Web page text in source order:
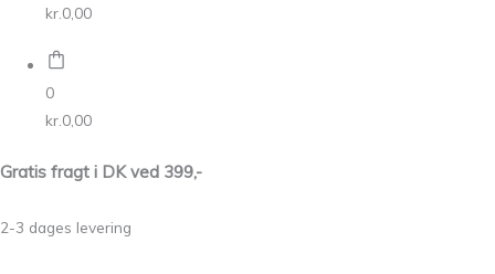
kr. 0,00
0
kr. 0,00
Gratis fragt i DK ved 399,-
2-3 dages levering